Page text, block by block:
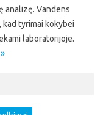
analizę. Vandens
kad tyrimai kokybei
laboratorijoje.